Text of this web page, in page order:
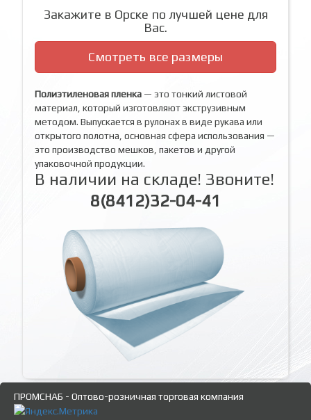
Закажите в Орске по лучшей цене для
Вас.
Смотреть все размеры
Полиэтиленовая пленка — это тонкий листовой
материал, который изготовляют экструзивным
методом. Выпускается в рулонах в виде рукава или
открытого полотна, основная сфера использования —
это производство мешков, пакетов и другой
упаковочной продукции.
В наличии на складе! Звоните!
8(8412)32-04-41
ПРОМСНАБ - Оптово-розничная торговая компания